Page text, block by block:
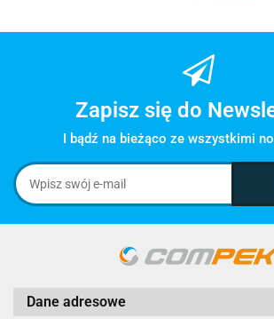
Zapisz się do
I bądź na bieżąco ze wszystkimi
Dane adresowe